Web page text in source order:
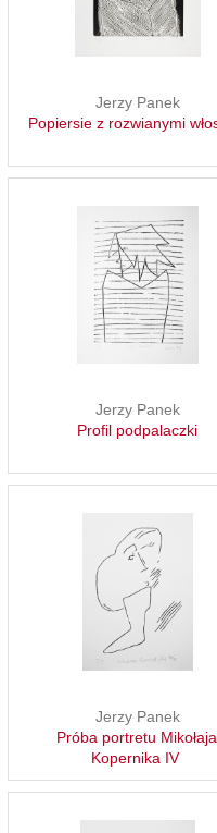
Jerzy Panek
Popiersie z rozwianymi
Jerzy Panek
Profil podpalaczki
Jerzy Panek
Próba portretu Mikołaja
Kopernika IV